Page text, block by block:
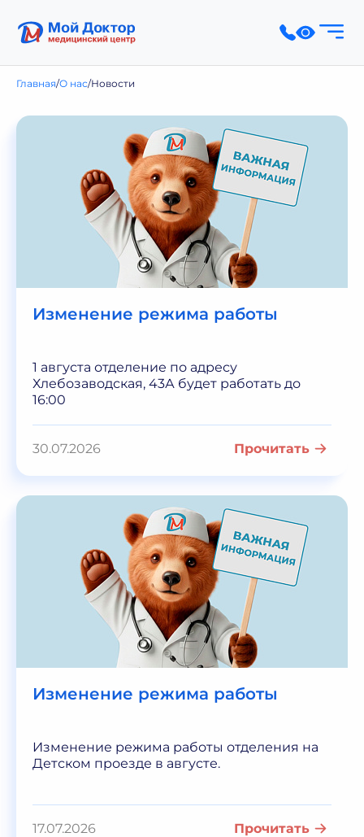
Главная О нас Новости
Изменение режима работы
1 августа отделение по адресу
Хлебозаводская, 43А будет работать до
16:00
30.07.2026 Прочитать
Изменение режима работы
Изменение режима работы отделения на
Детском проезде в августе.
17.07.2026 Прочитать